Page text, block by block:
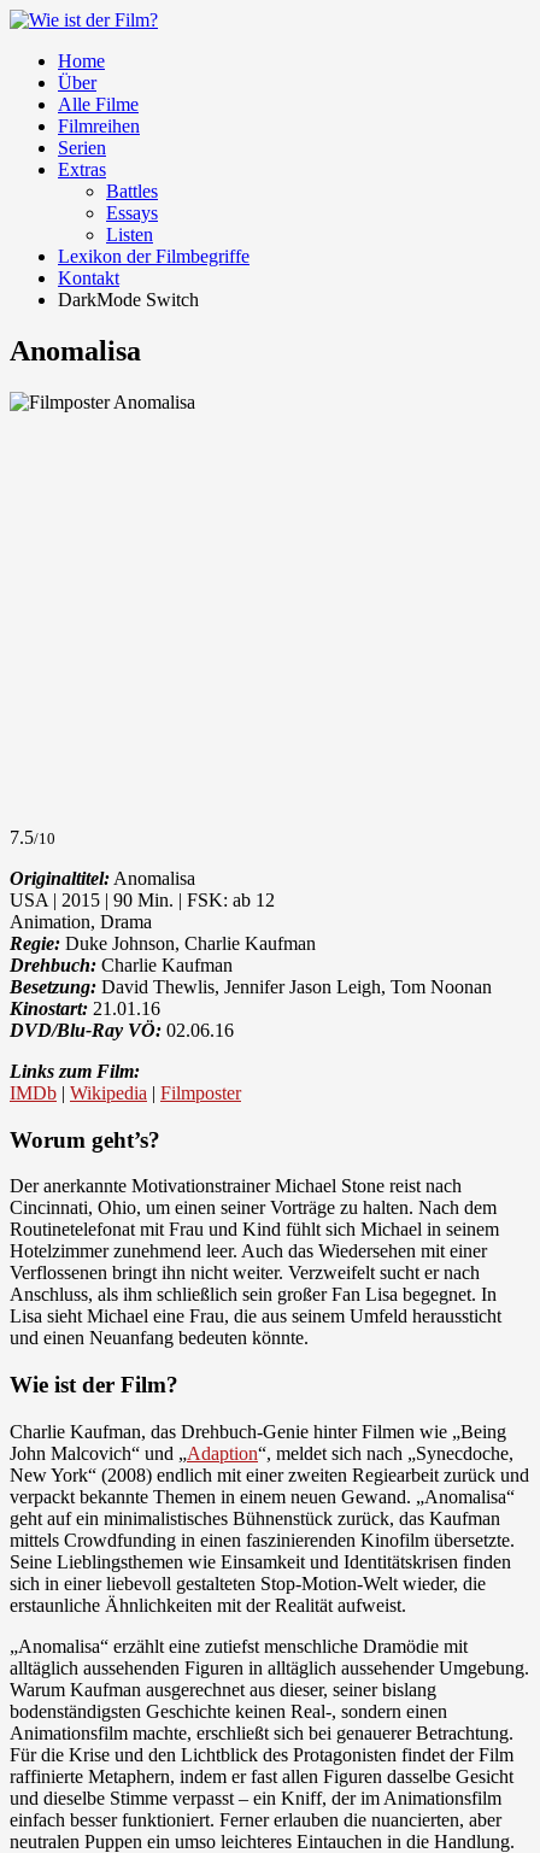
Home
Über
Alle Filme
Filmreihen
Serien
Extras
Battles
Essays
Listen
Lexikon der Filmbegriffe
Kontakt
DarkMode Switch
Anomalisa
7.5/10
Originaltitel: Anomalisa
USA | 2015 | 90 Min. | FSK: ab 12
Animation, Drama
Regie: Duke Johnson, Charlie Kaufman
Drehbuch: Charlie Kaufman
Besetzung: David Thewlis, Jennifer Jason Leigh, Tom Noonan
Kinostart: 21.01.16
DVD/Blu-Ray VÖ: 02.06.16
Links zum Film:
IMDb | Wikipedia | Filmposter
Worum geht’s?
Der anerkannte Motivationstrainer Michael Stone reist nach
Cincinnati, Ohio, um einen seiner Vorträge zu halten. Nach dem
Routinetelefonat mit Frau und Kind fühlt sich Michael in seinem
Hotelzimmer zunehmend leer. Auch das Wiedersehen mit einer
Verflossenen bringt ihn nicht weiter. Verzweifelt sucht er nach
Anschluss, als ihm schließlich sein großer Fan Lisa begegnet. In
Lisa sieht Michael eine Frau, die aus seinem Umfeld heraussticht
und einen Neuanfang bedeuten könnte.
Wie ist der Film?
Charlie Kaufman, das Drehbuch-Genie hinter Filmen wie „Being
John Malcovich“ und „Adaption“, meldet sich nach „Synecdoche,
New York“ (2008) endlich mit einer zweiten Regiearbeit zurück und
verpackt bekannte Themen in einem neuen Gewand. „Anomalisa“
geht auf ein minimalistisches Bühnenstück zurück, das Kaufman
mittels Crowdfunding in einen faszinierenden Kinofilm übersetzte.
Seine Lieblingsthemen wie Einsamkeit und Identitätskrisen finden
sich in einer liebevoll gestalteten Stop-Motion-Welt wieder, die
erstaunliche Ähnlichkeiten mit der Realität aufweist.
„Anomalisa“ erzählt eine zutiefst menschliche Dramödie mit
alltäglich aussehenden Figuren in alltäglich aussehender Umgebung.
Warum Kaufman ausgerechnet aus dieser, seiner bislang
bodenständigsten Geschichte keinen Real-, sondern einen
Animationsfilm machte, erschließt sich bei genauerer Betrachtung.
Für die Krise und den Lichtblick des Protagonisten findet der Film
raffinierte Metaphern, indem er fast allen Figuren dasselbe Gesicht
und dieselbe Stimme verpasst – ein Kniff, der im Animationsfilm
einfach besser funktioniert. Ferner erlauben die nuancierten, aber
neutralen Puppen ein umso leichteres Eintauchen in die Handlung.